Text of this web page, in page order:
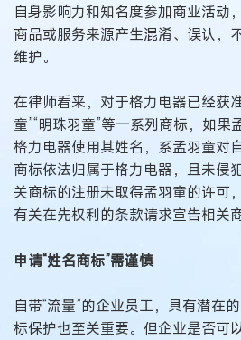
自身影响力和知名度参加商业活动
商品或服务来源产生混淆、误认，
维护。
在律师看来，对于格力电器已经获
童”“明珠羽童”等一系列商标，如
格力电器使用其姓名，系孟羽童对
商标依法归属于格力电器，且未侵
关商标的注册未取得孟羽童的许可
有关在先权利的条款请求宣告相关
申请“姓名商标”需谨慎
自带“流量”的企业员工，具有潜在
标保护也至关重要。但企业是否可